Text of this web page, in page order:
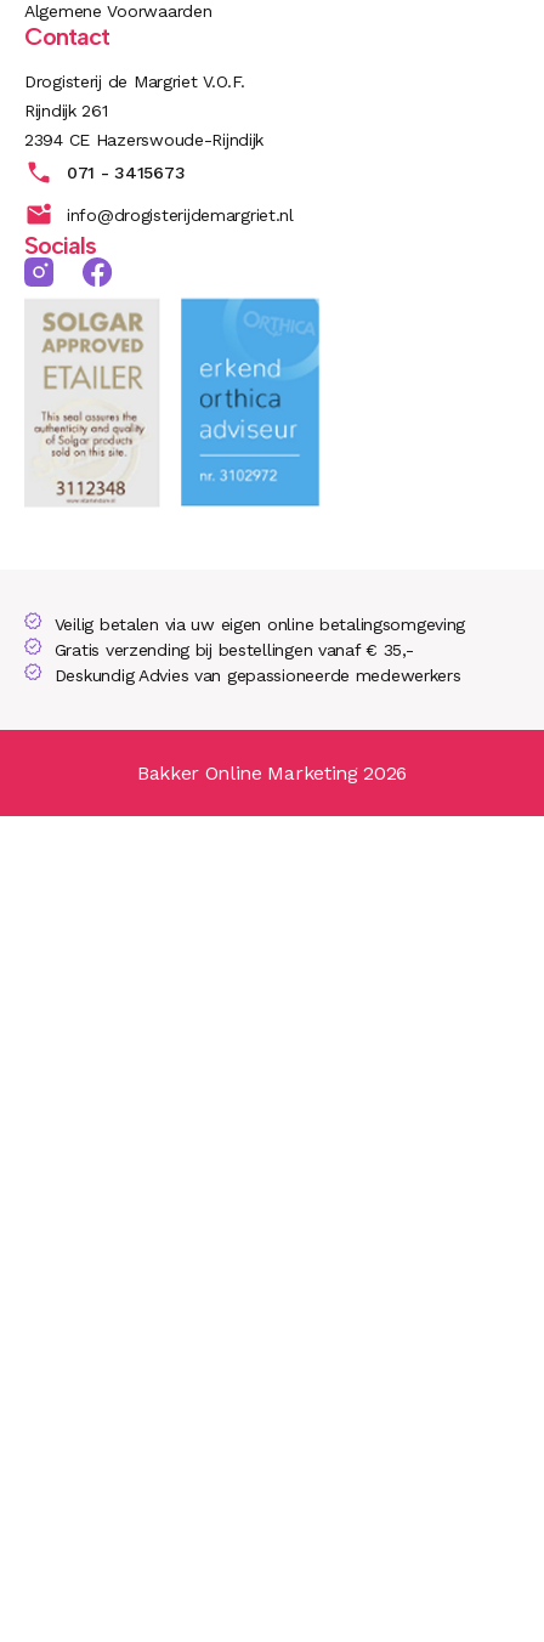
Algemene Voorwaarden
Contact
Drogisterij de Margriet V.O.F.
Rijndijk 261
2394 CE Hazerswoude-Rijndijk
071 - 3415673
info@drogisterijdemargriet.nl
Socials
Veilig betalen via uw eigen online betalingsomgeving
Gratis verzending bij bestellingen vanaf € 35,-
Deskundig Advies van gepassioneerde medewerkers
Bakker Online Marketing 2026